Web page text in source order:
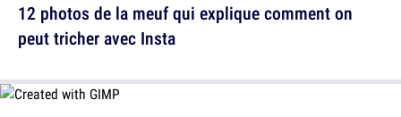
12 photos de la meuf qui explique comment on
peut tricher avec Insta